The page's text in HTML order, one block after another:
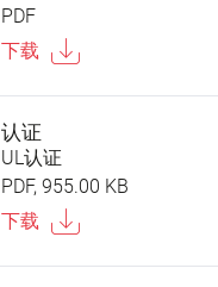
PDF
下载
认证
UL认证
PDF, 955.00 KB
下载